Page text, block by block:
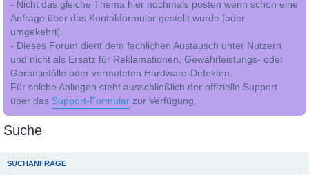
- Nicht das gleiche Thema hier nochmals posten wenn schon eine
Anfrage über das Kontakformular gestellt wurde [oder
umgekehrt].
- Dieses Forum dient dem fachlichen Austausch unter Nutzern
und nicht als Ersatz für Reklamationen, Gewährleistungs- oder
Garantiefälle oder vermuteten Hardware-Defekten.
Für solche Anliegen steht ausschließlich der offizielle Support
über das Support-Formular zur Verfügung.
Suche
SUCHANFRAGE